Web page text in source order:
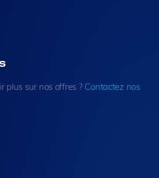
plus sur nos offres ? Contactez nos